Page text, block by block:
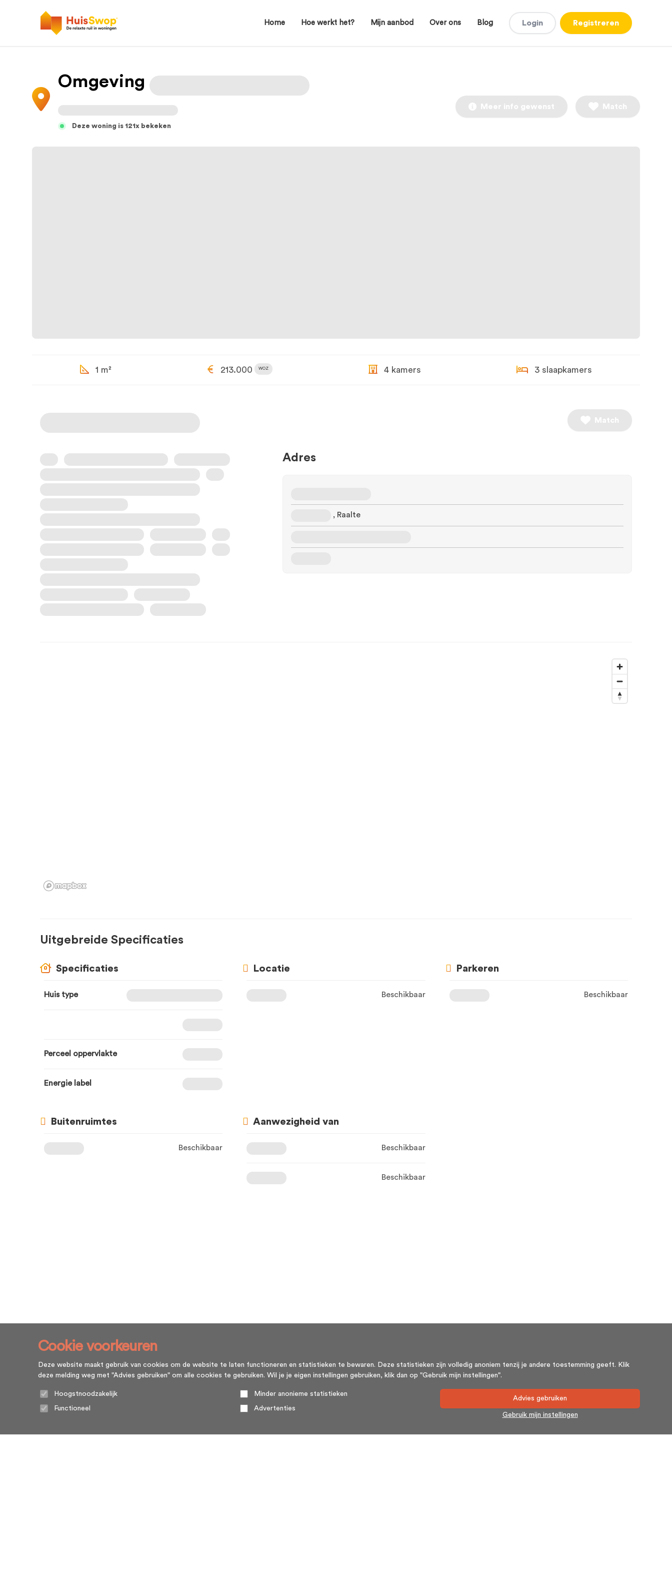
Home Hoe werkt het? Mijn aanbod Over ons Blog Login Registreren
Omgeving
Deze woning is 121x bekeken
Meer info gewenst Match
1 m² 213.000 WOZ 4 kamers 3 slaapkamers
Match
Adres
, Raalte
Uitgebreide Specificaties
Specificaties
Huis type
Perceel oppervlakte
Energie label
Locatie
Beschikbaar
Parkeren
Beschikbaar
Buitenruimtes
Beschikbaar
Aanwezigheid van
Beschikbaar
Beschikbaar
Cookie voorkeuren
Deze website maakt gebruik van cookies om de website te laten functioneren en statistieken te bewaren. Deze statistieken zijn volledig anoniem tenzij je andere toestemming geeft. Klik
deze melding weg met "Advies gebruiken" om alle cookies te gebruiken. Wil je je eigen instellingen gebruiken, klik dan op "Gebruik mijn instellingen".
Hoogstnoodzakelijk
Functioneel
Minder anonieme statistieken
Advertenties
Advies gebruiken
Gebruik mijn instellingen